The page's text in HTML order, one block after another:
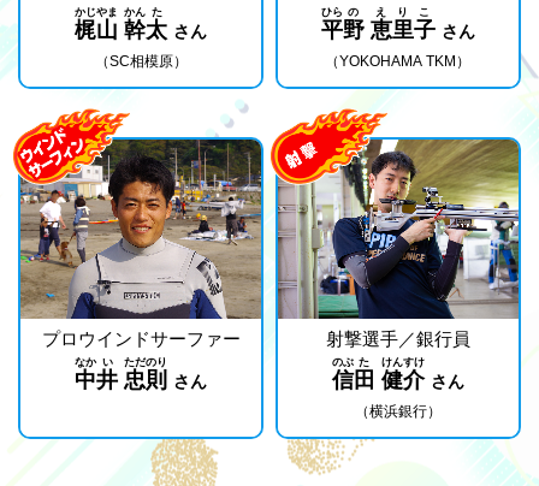
梶
かじ
山
やま
幹
かん
太
た
さん
（SC相模原）
平
ひら
野
の
恵
え
里
り
子
こ
さん
（YOKOHAMA TKM）
プロウインドサーファー
中
なか
井
い
忠
ただ
則
のり
さん
射撃選手／銀行員
信
のぶ
田
た
健
けん
介
すけ
さん
（横浜銀行）